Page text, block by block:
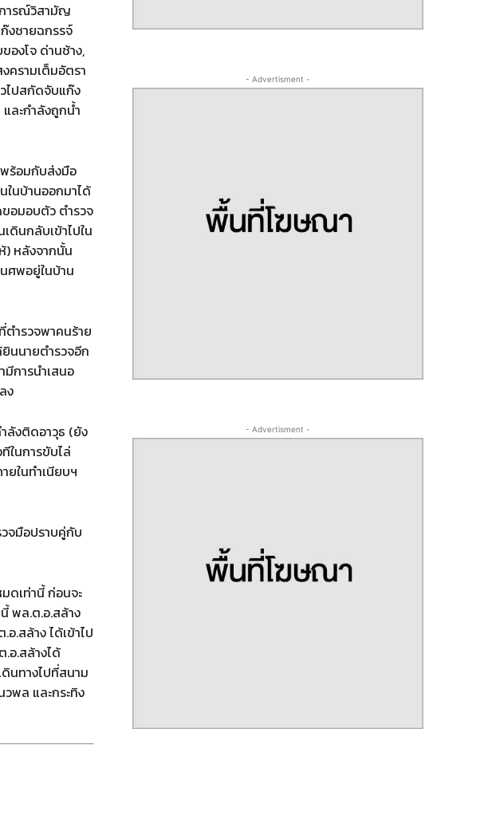
การณ์วิสามัญ
งชายฉกรรจ์
องโจ ด่านช้าง,
ครามเต็มอัตรา
ไปสกัดจับแก๊ง
ละกำลังถูกน้ำ
ร้อมกับส่งมือ
ในบ้านออกมาได้
อมอบตัว ตำรวจ
นกลับเข้าไปใน
) หลังจากนั้น
ศพอยู่ในบ้าน
ตำรวจพาคนร้าย
นนายตำรวจอีก
การนำเสนอ
ง
ลังติดอาวุธ (ยัง
ในการขับไล่
ยในทำเนียบฯ
วจมือปราบคู่กับ
ดเท่านี้ ก่อนจะ
พล.ต.อ.สล้าง
.สล้าง ได้เข้าไป
อ.สล้างได้
นทางไปที่สนาม
พล และกระทิง
- Advertisment -
- Advertisment -